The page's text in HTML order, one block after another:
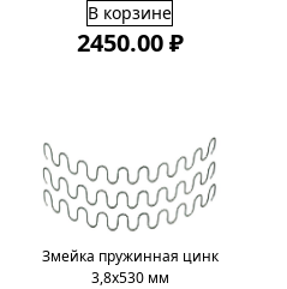
В корзине
2450.00 ₽
Змейка пружинная цинк
3,8х530 мм